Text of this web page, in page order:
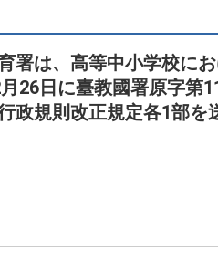
署は、高等中小学校に
26日に臺教國署原字第
政規則改正規定各1部を